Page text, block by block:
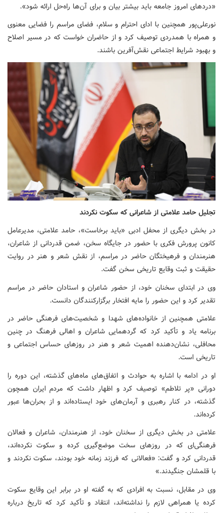
«دردهای امروز جامعه باید بیشتر بیان و برای آن‌ها راه‌حل ارائه شود».
نورعلی‌پور همچنین با ادای احترام و سلام، فضای مراسم را فضایی معنوی
و همراه با همدردی توصیف کرد و از حاضران خواست که در مسیر اصلاح
و بهبود شرایط اجتماعی نقش‌آفرین باشند.
تجلیل حامد علامتی از شاعرانی که سکوت نکردند
در بخش دیگری از محفل ادبی «باید برخاست»، حامد علامتی، مدیرعامل
کانون پرورش فکری با حضور در جایگاه سخن، ضمن قدردانی از شاعران،
هنرمندان و فرهیختگان حاضر در مراسم، از نقش شعر و هنر در روایت
حقیقت و ثبت وقایع تاریخی سخن گفت.
وی در ابتدای سخنان خود، از حضور شاعران و استادان حاضر در مراسم
تقدیر کرد و این حضور را مایه افتخار برگزارکنندگان دانست.
علامتی همچنین از خانواده‌های شهدا و شخصیت‌های فرهنگی حاضر در
برنامه یاد و تأکید کرد که گردهمایی شاعران و اهالی فرهنگ در چنین
محافلی، نشان‌دهنده اهمیت شعر و هنر در روزهای حساس اجتماعی و
تاریخی است.
او در ادامه با اشاره به حوادث و اتفاق‌های ماه‌های گذشته، این دوره را
دورانی «پر تلاطم» توصیف کرد و اظهار داشت که مردم ایران همچون
گذشته، در کنار رهبری و آرمان‌های خود ایستاده‌اند و از بحران‌ها عبور
کرده‌اند.
علامتی در بخش دیگری از سخنان خود، از هنرمندان، شاعران و فعالان
فرهنگی‌ای که در روزهای سخت موضع‌گیری کرده و سکوت نکرده‌اند،
قدردانی کرد و گفت: «فعالانی که فرزند زمانه خود بودند، سکوت نکردند و
با قلمشان جنگیدند.»
وی در مقابل، نسبت به افرادی که به گفته او در برابر این وقایع سکوت
کرده یا همراهی لازم را نداشته‌اند، انتقاد و تأکید کرد که تاریخ درباره